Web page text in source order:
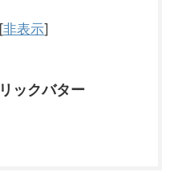
[非表示]
ックバター